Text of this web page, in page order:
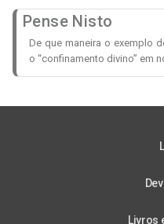
Pense Nisto
De que maneira o exemplo
o “confinamento divino” em
Livros